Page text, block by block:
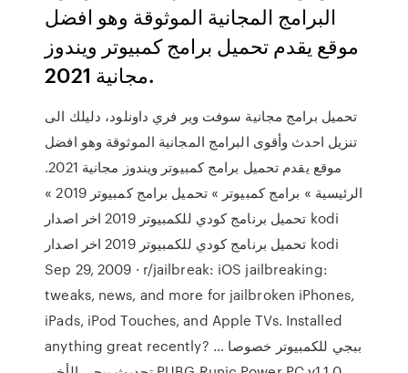
البرامج المجانية الموثوقة وهو افضل
موقع يقدم تحميل برامج كمبيوتر ويندوز
مجانية 2021.
تحميل برامج مجانية سوفت وير فري داونلود، دليلك الى
تنزيل احدث وأقوى البرامج المجانية الموثوقة وهو افضل
موقع يقدم تحميل برامج كمبيوتر ويندوز مجانية 2021.
الرئيسية » برامج كمبيوتر » تحميل برامج كمبيوتر 2019 »
تحميل برنامج كودي للكمبيوتر 2019 اخر اصدار kodi
تحميل برنامج كودي للكمبيوتر 2019 اخر اصدار kodi
Sep 29, 2009 · r/jailbreak: iOS jailbreaking:
tweaks, news, and more for jailbroken iPhones,
iPads, iPod Touches, and Apple TVs. Installed
anything great recently? … ببجي للكمبيوتر خصوصا